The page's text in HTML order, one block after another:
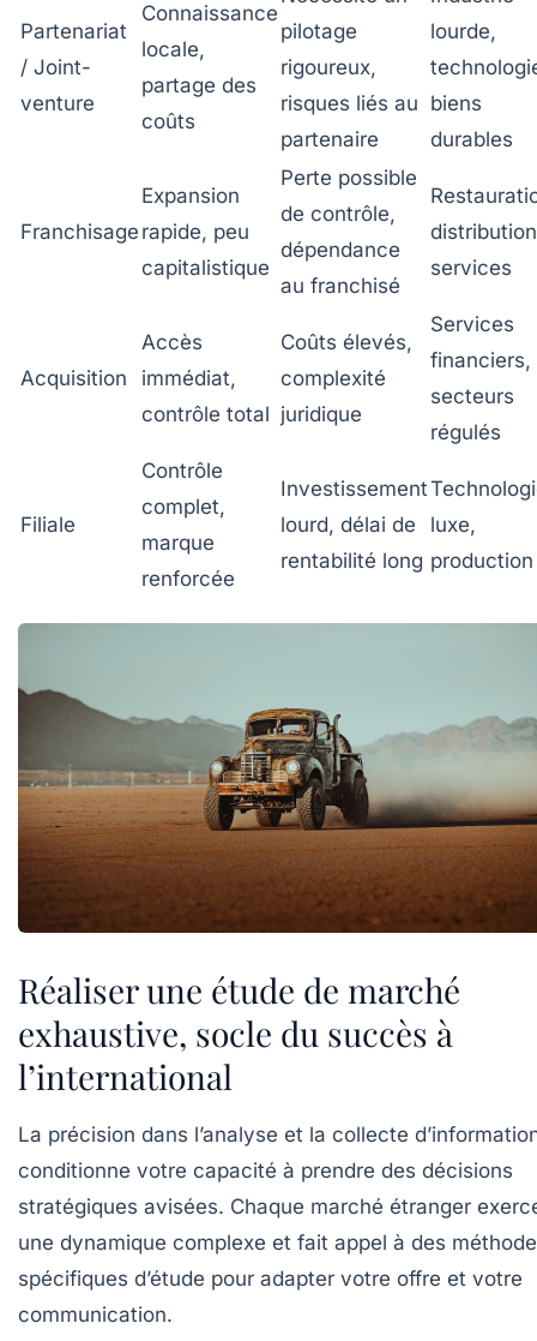
Partenariat
/ Joint-
venture
Connaissance
locale,
partage des
coûts
pilotage
rigoureux,
risques liés au
partenaire
lourde,
biens
durables
Franchisage
Expansion
rapide, peu
capitalistique
Perte possible
de contrôle,
dépendance
au franchisé
services
Acquisition
Accès
immédiat,
contrôle total
Coûts élevés,
complexité
juridique
Services
financiers,
secteurs
régulés
Filiale
Contrôle
complet,
marque
renforcée
Investissement
lourd, délai de
rentabilité long
luxe,
production
Réaliser une étude de marché
exhaustive, socle du succès à
l’international
La précision dans l’analyse et la collecte
conditionne votre capacité à prendre des décisions
stratégiques avisées. Chaque marché étranger
une dynamique complexe et fait appel à des
spécifiques d’étude pour adapter votre offre et votre
communication.